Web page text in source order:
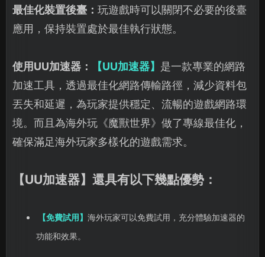
最佳化裝置後臺： 玩遊戲時可以關閉不必要的後臺
應用，保持裝置處於最佳執行狀態。
使用UU加速器： 【UU加速器】 是一款專業的網路
加速工具，透過最佳化網路傳輸路徑，減少資料包
丟失和延遲，為玩家提供穩定、流暢的遊戲網路環
境。而且為海外玩《魔獸世界》做了專線最佳化，
確保滿足海外玩家多樣化的遊戲需求。
【UU加速器】還具有以下幾點優勢：
【免費試用】 海外玩家可以免費試用，充分體驗加速器的
功能和效果。